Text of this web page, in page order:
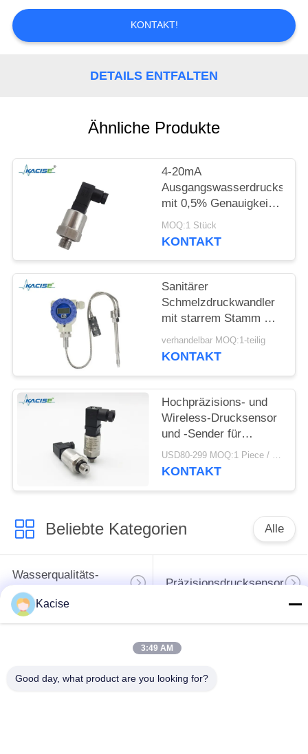
VERBINDUNG
SIE EIN
SITEMAP
DATENSCHUTZRICHTLINIE
KONTAKT!
DETAILS ENTFALTEN
Ähnliche Produkte
4-20mA
mit 0,5% Genauigkeit
und 12-32VDC
Stromversorgung
MOQ:1 Stück
KONTAKT
Sanitärer
Schmelzdruckwandler
mit starrem Stamm mit
ungiftigem Material und
hoher Präzision für
verhandelbar MOQ:1-teilig
KONTAKT
Hochpräzisions- und
Wireless-Drucksensor
und -Sender für
Kleinstkältemittel
USD80-299 MOQ:1 Piece / Pieces
KONTAKT
Beliebte Kategorien Alle
Wasserqualitäts-
Sensor
Präzisionsdrucksensor
ausgerichteter
Radars
Kacise
3:49 AM
Good day, what product are you looking for?